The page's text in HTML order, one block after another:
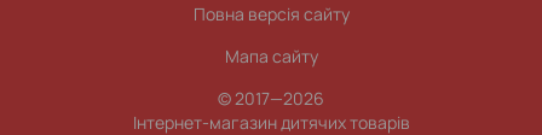
Повна версія сайту
Мапа сайту
© 2017—2026
Інтернет-магазин дитячих товарів